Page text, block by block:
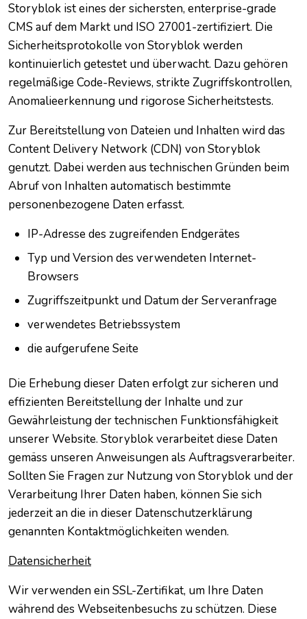
Storyblok ist eines der sichersten, enterprise-grade
CMS auf dem Markt und ISO 27001-zertifiziert. Die
Sicherheitsprotokolle von Storyblok werden
kontinuierlich getestet und überwacht. Dazu gehören
regelmäßige Code-Reviews, strikte Zugriffskontrollen,
Anomalieerkennung und rigorose Sicherheitstests.
Zur Bereitstellung von Dateien und Inhalten wird das
Content Delivery Network (CDN) von Storyblok
genutzt. Dabei werden aus technischen Gründen beim
Abruf von Inhalten automatisch bestimmte
personenbezogene Daten erfasst.
IP-Adresse des zugreifenden Endgerätes
Typ und Version des verwendeten Internet-
Browsers
Zugriffszeitpunkt und Datum der Serveranfrage
verwendetes Betriebssystem
die aufgerufene Seite
Die Erhebung dieser Daten erfolgt zur sicheren und
effizienten Bereitstellung der Inhalte und zur
Gewährleistung der technischen Funktionsfähigkeit
unserer Website. Storyblok verarbeitet diese Daten
gemäss unseren Anweisungen als Auftragsverarbeiter.
Sollten Sie Fragen zur Nutzung von Storyblok und der
Verarbeitung Ihrer Daten haben, können Sie sich
jederzeit an die in dieser Datenschutzerklärung
genannten Kontaktmöglichkeiten wenden.
Datensicherheit
Wir verwenden ein SSL-Zertifikat, um Ihre Daten
während des Webseitenbesuchs zu schützen. Diese